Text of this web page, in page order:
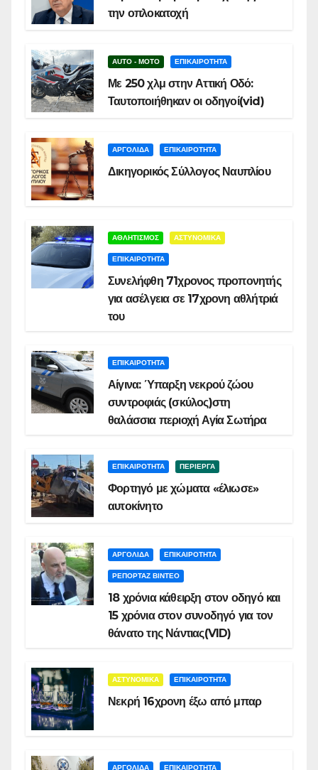
την οπλοκατοχή
AUTO - MOTO ΕΠΙΚΑΙΡΟΤΗΤΑ
Με 250 χλμ στην Αττική Οδό:
Ταυτοποιήθηκαν οι οδηγοί(vid)
ΑΡΓΟΛΙΔΑ ΕΠΙΚΑΙΡΟΤΗΤΑ
Δικηγορικός Σύλλογος Ναυπλίου
ΑΘΛΗΤΙΣΜΟΣ ΑΣΤΥΝΟΜΙΚΑ
ΕΠΙΚΑΙΡΟΤΗΤΑ
Συνελήφθη 71χρονος προπονητής
για ασέλγεια σε 17χρονη αθλήτριά
του
ΕΠΙΚΑΙΡΟΤΗΤΑ
Αίγινα: Ύπαρξη νεκρού ζώου
συντροφιάς (σκύλος)στη
θαλάσσια περιοχή Αγία Σωτήρα
ΕΠΙΚΑΙΡΟΤΗΤΑ ΠΕΡΙΕΡΓΑ
Φορτηγό με χώματα «έλιωσε»
αυτοκίνητο
ΑΡΓΟΛΙΔΑ ΕΠΙΚΑΙΡΟΤΗΤΑ
ΡΕΠΟΡΤΑΖ ΒΙΝΤΕΟ
18 χρόνια κάθειρξη στον οδηγό και
15 χρόνια στον συνοδηγό για τον
θάνατο της Νάντιας(VID)
ΑΣΤΥΝΟΜΙΚΑ ΕΠΙΚΑΙΡΟΤΗΤΑ
Νεκρή 16χρονη έξω από μπαρ
ΑΡΓΟΛΙΔΑ ΕΠΙΚΑΙΡΟΤΗΤΑ